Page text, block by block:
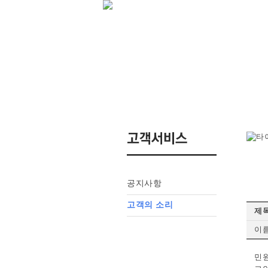
공지사항
고객의 소리
제
이
민